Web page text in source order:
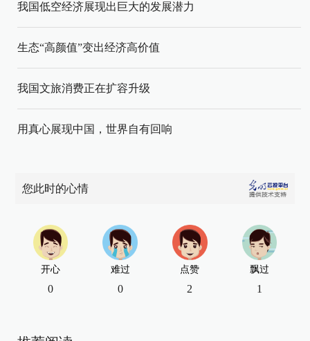
我国低空经济展现出巨大的发展潜力
生态“高颜值”变出经济高价值
我国文旅消费正在扩容升级
用真心展现中国，世界自有回响
您此时的心情
开心
0
难过
0
点赞
2
飘过
1